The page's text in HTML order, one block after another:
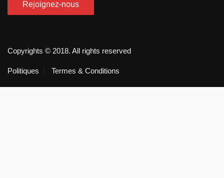
Copyrights © 2018. All rights reserved
Politiques Termes & Conditions